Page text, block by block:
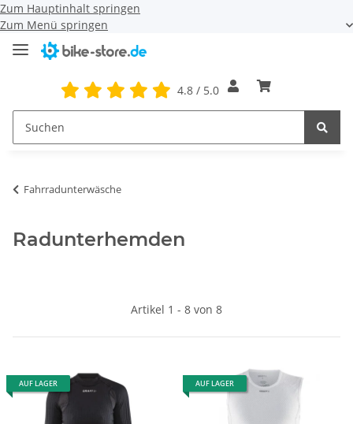
Zum Hauptinhalt springen
Zum Menü springen
4.8 / 5.0
Fahrradunterwäsche
Radunterhemden
Artikel 1 - 8 von 8
AUF LAGER AUF LAGER